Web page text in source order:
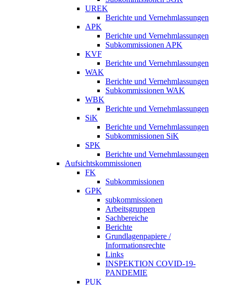
UREK
Berichte und Vernehmlassungen
APK
Berichte und Vernehmlassungen
Subkommissionen APK
KVF
Berichte und Vernehmlassungen
WAK
Berichte und Vernehmlassungen
Subkommissionen WAK
WBK
Berichte und Vernehmlassungen
SiK
Berichte und Vernehmlassungen
Subkommissionen SiK
SPK
Berichte und Vernehmlassungen
Aufsichtskommissionen
FK
Subkommissionen
GPK
subkommissionen
Arbeitsgruppen
Sachbereiche
Berichte
Grundlagenpapiere /
Informationsrechte
Links
INSPEKTION COVID-19-
PANDEMIE
PUK